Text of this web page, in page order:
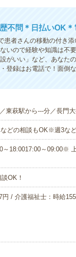
不問＊日払いOK
者さんの移動の付き
いので経験や知識は不
がいい」など、あなた
登録はお電話で！面倒
東萩駅から---分／長門
どの相談もOK※週3な
～18:0017:00～09:00※
OK！
/ 介護福祉士：時給